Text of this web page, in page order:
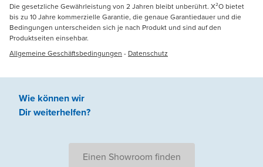
Die gesetzliche Gewährleistung von 2 Jahren bleibt unberührt. X²O bietet
bis zu 10 Jahre kommerzielle Garantie, die genaue Garantiedauer und die
Bedingungen unterscheiden sich je nach Produkt und sind auf den
Produktseiten einsehbar.
Allgemeine Geschäftsbedingungen - Datenschutz
Wie können wir
Dir weiterhelfen?
Einen Showroom finden